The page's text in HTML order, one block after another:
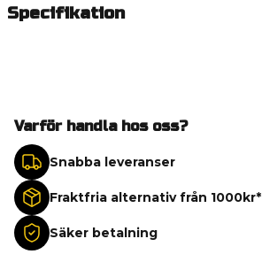
Specifikation
Varför handla hos oss?
Snabba leveranser
Fraktfria alternativ från 1000kr*
Säker betalning